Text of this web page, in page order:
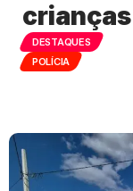
crianças
DESTAQUES
POLÍCIA